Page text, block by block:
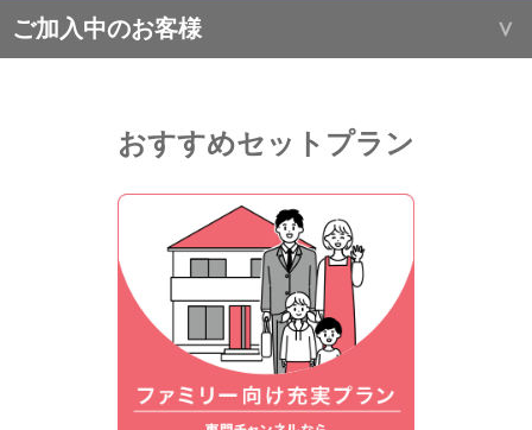
ご加入中のお客様
おすすめセットプラン